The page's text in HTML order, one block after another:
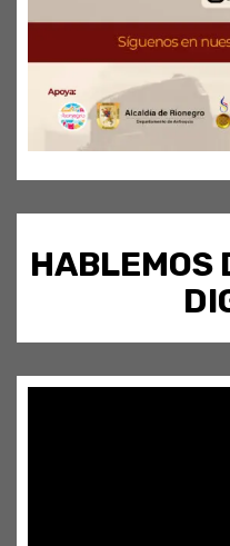
HABLEMOS